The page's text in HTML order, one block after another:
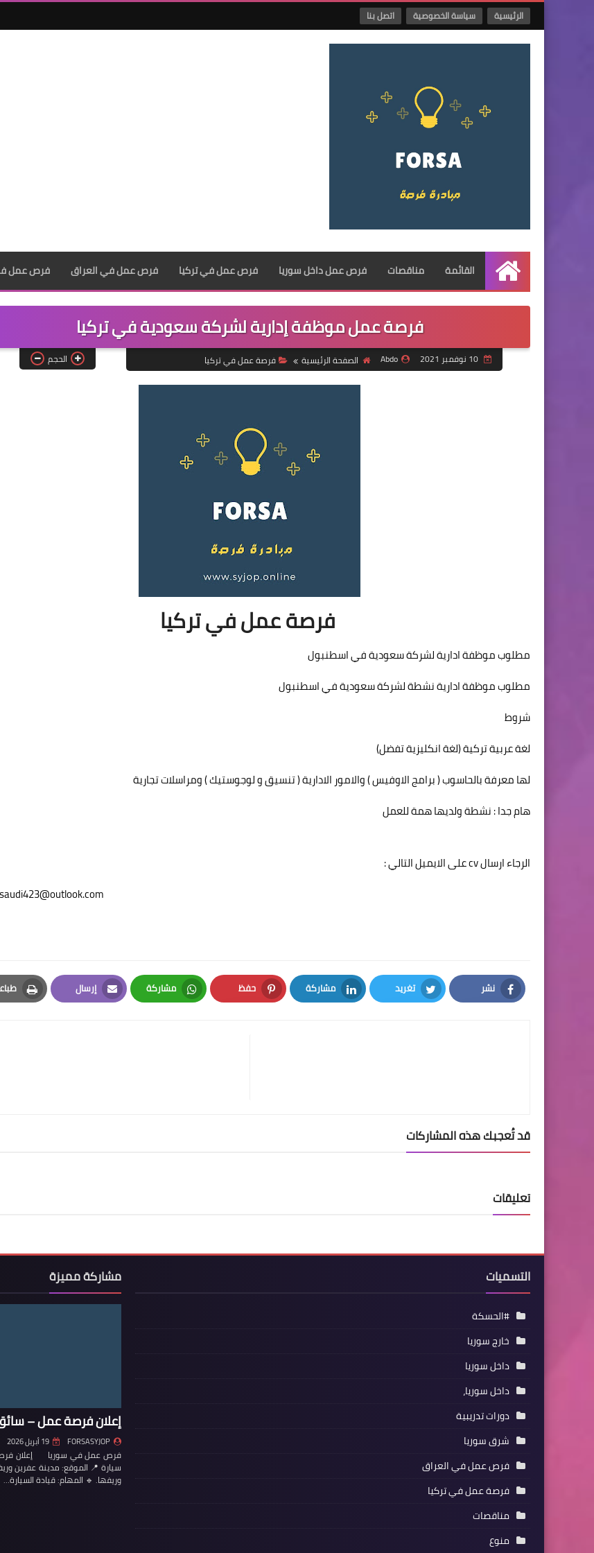
الرئيسية سياسة الخصوصية اتصل بنا
الرئيسية
القائمة مناقصات فرص عمل داخل سوريا فرص عمل في تركيا فرص عمل في العراق فرص عمل
فرصة عمل موظفة إدارية لشركة سعودية في تركيا
10 نوفمبر 2021 Abdo الصفحة الرئيسية فرصة عمل في تركيا الحجم
فرصة عمل في تركيا
مطلوب موظفة ادارية لشركة سعودية في اسطنبول
مطلوب موظفة ادارية نشطة لشركة سعودية في اسطنبول
شروط
لغة عربية تركية (لغة انكليزية تفضل)
لها معرفة بالحاسوب ( برامج الاوفيس ) والامور الادارية ( تنسيق و لوجوستيك ) ومراسلات تجارية
هام جدا : نشطة ولديها همة للعمل
الرجاء ارسال cv على الايميل التالي :
نشر
Facebook
تغريد
Twitter
مشاركة
LinkedIn
حفظ
Pinterest
مشاركة
Whatsapp
إرسال
Email
Print
قد تُعجبك هذه المشاركات
تعليقات
التسميات
#الحسكة
خارج سوريا
داخل سوريا
داخل سوريا،
دورات تدريبية
شرق سوريا
فرص عمل في العراق
فرصة عمل في تركيا
مناقصات
منوع
مشاركة مميزة
إعلان فرصة عمل –
FORSASYJOP 19 أبريل 2026
فرص عمل في سوريا إعلان
سيارة 📍 الموقع: مدينة عفرين
وريفها. 🔹 المهام: قيادة السيارة…